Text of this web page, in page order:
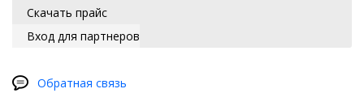
Скачать прайс
Вход для партнеров
Обратная связь